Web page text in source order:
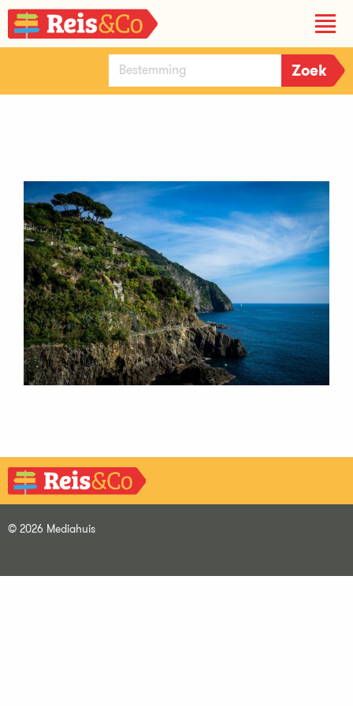
© 2026 Mediahuis